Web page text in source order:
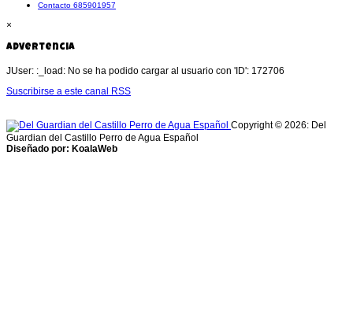
Contacto 685901957
×
Advertencia
JUser: :_load: No se ha podido cargar al usuario con 'ID': 172706
Suscribirse a este canal RSS
Copyright © 2026: Del
Guardian del Castillo Perro de Agua Español
Diseñado por: KoalaWeb